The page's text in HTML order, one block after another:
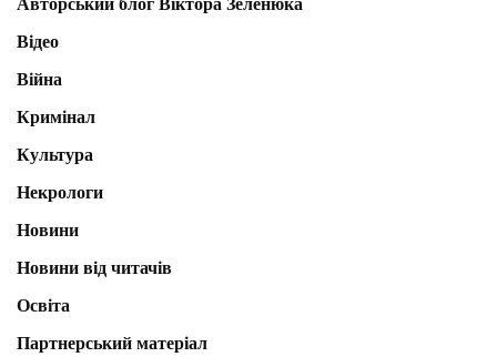
Відео
Війна
Кримінал
Культура
Некрологи
Новини
Новини від читачів
Освіта
Партнерський матеріал